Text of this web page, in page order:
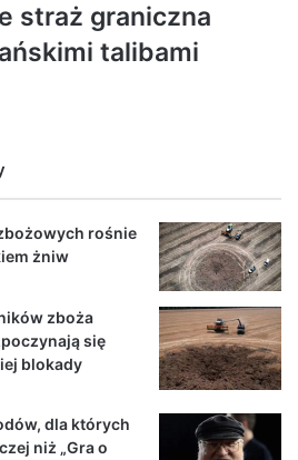
straż graniczna
talibami
rośnie
żniw
zboża
się
blokady
dla których
niż „Gra o